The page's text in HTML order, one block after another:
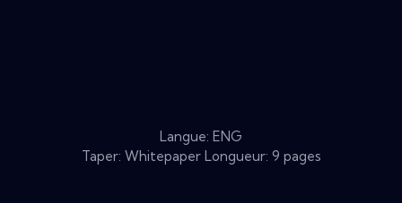
Langue: ENG
Taper: Whitepaper Longueur: 9 pages